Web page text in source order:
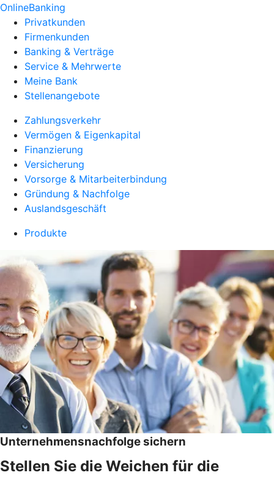
OnlineBanking
Privatkunden
Firmenkunden
Banking & Verträge
Service & Mehrwerte
Meine Bank
Stellenangebote
Zahlungsverkehr
Vermögen & Eigenkapital
Finanzierung
Versicherung
Vorsorge & Mitarbeiterbindung
Gründung & Nachfolge
Auslandsgeschäft
Produkte
Unternehmensnachfolge sichern
Stellen Sie die Weichen für die